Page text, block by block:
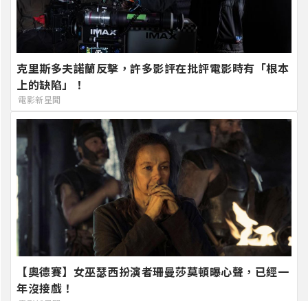
克里斯多夫諾蘭反擊，許多影評在批評電影時有「根本
上的缺陷」！
電影新星聞
【奧德賽】女巫瑟西扮演者珊曼莎莫頓曝心聲，已經一
年沒接戲！